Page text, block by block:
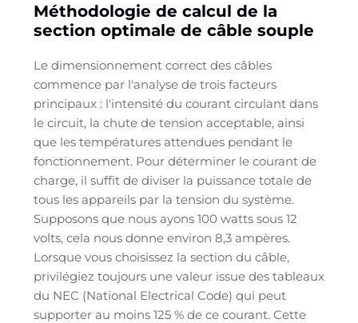
Méthodologie de calcul de la
section optimale de câble souple
Le dimensionnement correct des câbles
commence par l'analyse de trois facteurs
principaux : l'intensité du courant circulant dans
le circuit, la chute de tension acceptable, ainsi
que les températures attendues pendant le
fonctionnement. Pour déterminer le courant de
charge, il suffit de diviser la puissance totale de
tous les appareils par la tension du système.
Supposons que nous ayons 100 watts sous 12
volts, cela nous donne environ 8,3 ampères.
Lorsque vous choisissez la section du câble,
privilégiez toujours une valeur issue des tableaux
du NEC (National Electrical Code) qui peut
supporter au moins 125 % de ce courant. Cette